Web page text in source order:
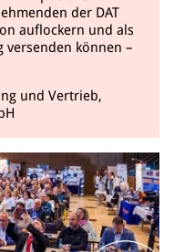
der DAT
auflockern und als
versenden können –
und Vertrieb,